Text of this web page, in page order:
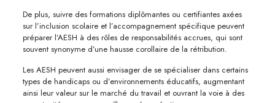
De plus, suivre des formations diplômantes ou certifiantes axées
sur l’inclusion scolaire et l’accompagnement spécifique peuvent
préparer l’AESH à des rôles de responsabilités accrues, qui sont
souvent synonyme d’une hausse corollaire de la rétribution.
Les AESH peuvent aussi envisager de se spécialiser dans certains
types de handicaps ou d’environnements éducatifs, augmentant
ainsi leur valeur sur le marché du travail et ouvrant la voie à des